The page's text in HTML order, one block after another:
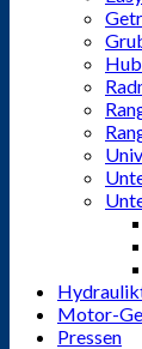
Motor-
Pressen